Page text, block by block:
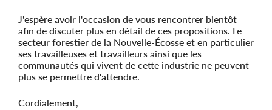
J'espère avoir l'occasion de vous rencontrer bientôt
afin de discuter plus en détail de ces propositions. Le
secteur forestier de la Nouvelle-Écosse et en particulier
ses travailleuses et travailleurs ainsi que les
communautés qui vivent de cette industrie ne peuvent
plus se permettre d'attendre.
Cordialement,